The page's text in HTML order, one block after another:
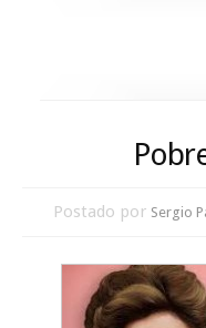
Postado por Sergio